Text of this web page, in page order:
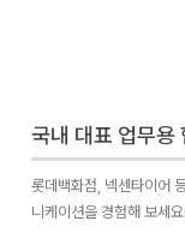
국내 대표 업무용
롯데백화점, 넥센타이어
니케이션을 경험해 보세